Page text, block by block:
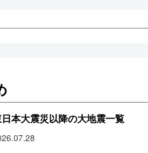
本大震災以降の大地震一覧